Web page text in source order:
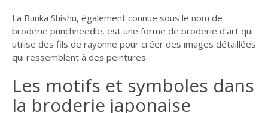
La Bunka Shishu, également connue sous le nom de
broderie punchneedle, est une forme de broderie d’art qui
utilise des fils de rayonne pour créer des images détaillées
qui ressemblent à des peintures.
Les motifs et symboles dans
la broderie japonaise